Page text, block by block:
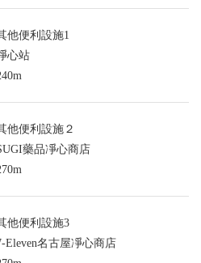
他便利設施1
心站
他便利設施２
藥品凈心商店
他便利設施3
Eleven名古屋凈心商店